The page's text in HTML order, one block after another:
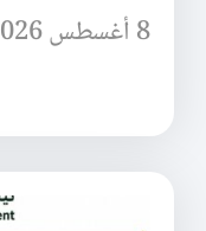
8 أغسطس 2026